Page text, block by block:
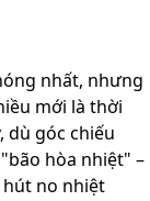
nhất, nhưng
mới là thời
dù góc chiếu
hòa nhiệt" –
hút no nhiệt